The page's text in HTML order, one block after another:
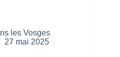
les Vosges
27 mai 2025